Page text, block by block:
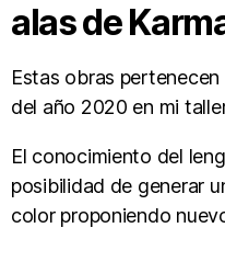
alas de
Estas obras
del año 2020 en mi
El conocimiento del
posibilidad de generar
color proponiendo